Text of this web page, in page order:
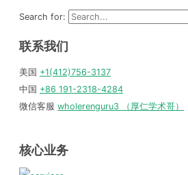
Search for:
联系我们
美国 +1(412)756-3137
中国 +86 191-2318-4284
微信客服 wholerenguru3 （厚仁学术哥）
核心业务